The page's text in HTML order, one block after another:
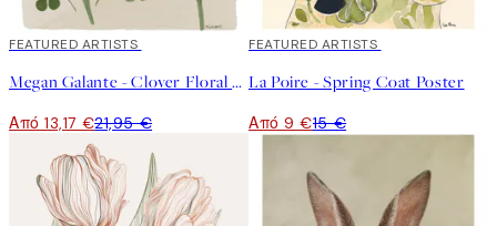
40%*
FEATURED ARTISTS
Megan Galante - Clover Floral Poster
Από 13,17 €21,95 €
40%*
FEATURED ARTISTS
La Poire - Spring Coat Poster
Από 9 €15 €